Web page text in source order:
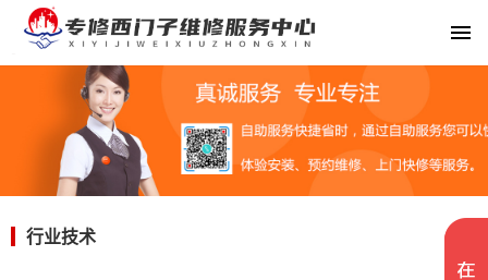
行业技术